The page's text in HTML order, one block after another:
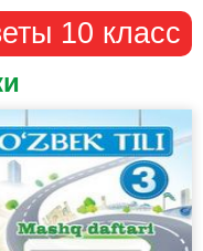
10 класс